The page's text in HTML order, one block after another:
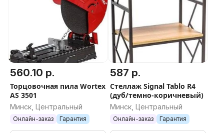
560.10 р.
Торцовочная пила Wortex
AS 3501
Минск, Центральный
Онлайн-заказ Гарантия
587 р.
Стеллаж Signal Tablo R4
(дуб/темно-коричневый)
Минск, Центральный
Онлайн-заказ Гарантия